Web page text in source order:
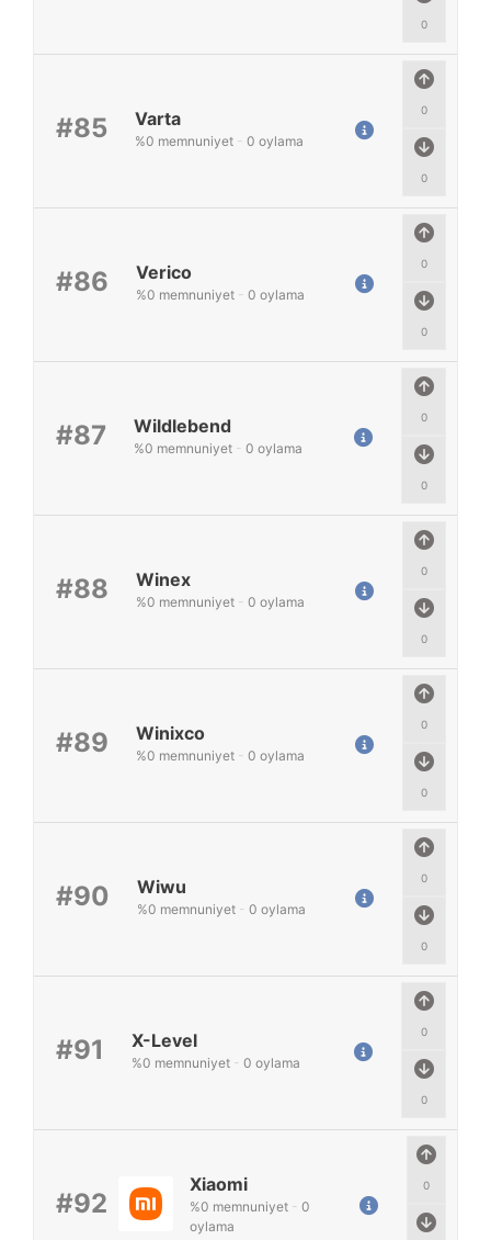
0
#85
0
0
Varta
%0 memnuniyet - 0 oylama
#86
0
0
Verico
%0 memnuniyet - 0 oylama
#87
0
0
Wildlebend
%0 memnuniyet - 0 oylama
#88
0
0
Winex
%0 memnuniyet - 0 oylama
#89
0
0
Winixco
%0 memnuniyet - 0 oylama
#90
0
0
Wiwu
%0 memnuniyet - 0 oylama
#91
0
0
X-Level
%0 memnuniyet - 0 oylama
#92
0
Xiaomi
%0 memnuniyet - 0
oylama